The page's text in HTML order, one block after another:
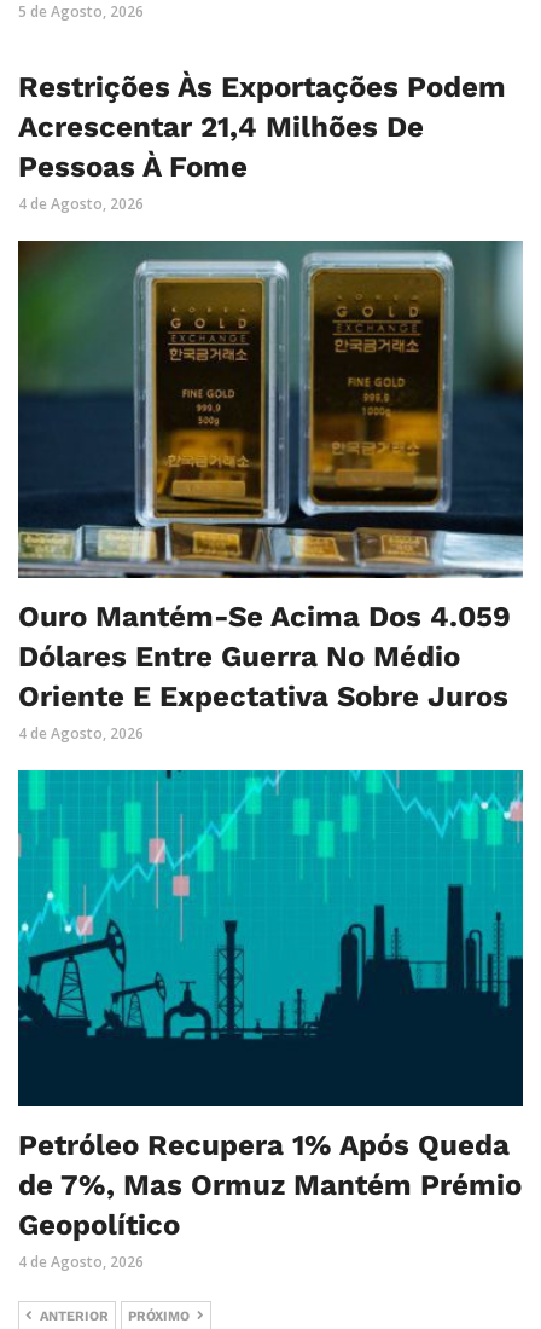
5 de Agosto, 2026
Restrições Às Exportações Podem
Acrescentar 21,4 Milhões De
Pessoas À Fome
4 de Agosto, 2026
Ouro Mantém-Se Acima Dos 4.059
Dólares Entre Guerra No Médio
Oriente E Expectativa Sobre Juros
4 de Agosto, 2026
Petróleo Recupera 1% Após Queda
de 7%, Mas Ormuz Mantém Prémio
Geopolítico
4 de Agosto, 2026
ANTERIOR PRÓXIMO